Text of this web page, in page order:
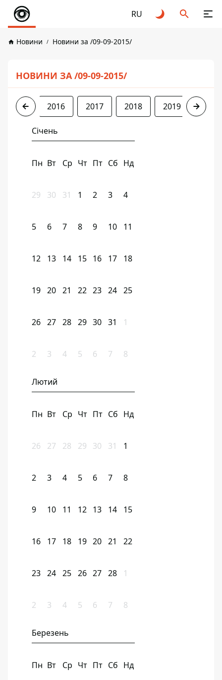
RU
Новини Новини за /09-09-2015/
НОВИНИ ЗА /09-09-2015/
2015 2016 2017 2018 2019 2020
Січень
Пн Вт Ср Чт Пт Сб Нд
29 30 31 1 2 3 4
5 6 7 8 9 10 11
12 13 14 15 16 17 18
19 20 21 22 23 24 25
26 27 28 29 30 31 1
2 3 4 5 6 7 8
Лютий
Пн Вт Ср Чт Пт Сб Нд
26 27 28 29 30 31 1
2 3 4 5 6 7 8
9 10 11 12 13 14 15
16 17 18 19 20 21 22
23 24 25 26 27 28 1
2 3 4 5 6 7 8
Березень
Пн Вт Ср Чт Пт Сб Нд